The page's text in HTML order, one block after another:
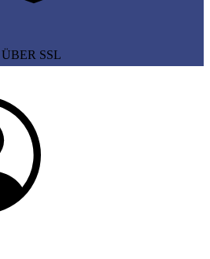
SSL